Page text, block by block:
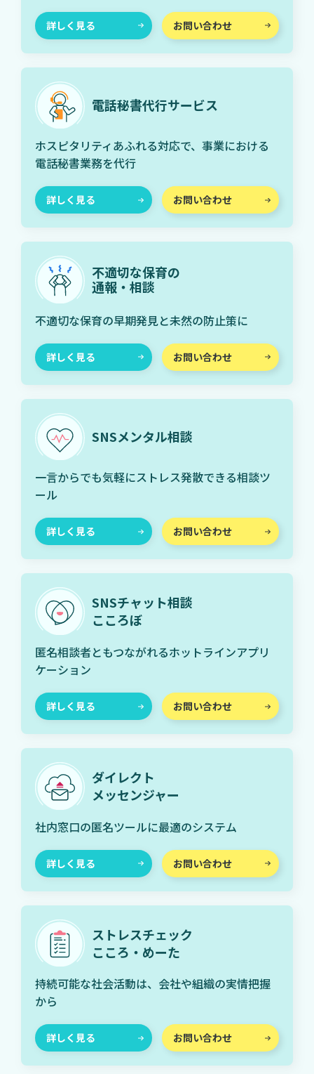
詳しく見る お問い合わせ
電話秘書代行サービス
ホスピタリティあふれる対応で、事業における
電話秘書業務を代行
詳しく見る お問い合わせ
不適切な保育の
通報・相談
不適切な保育の早期発見と未然の防止策に
詳しく見る お問い合わせ
SNSメンタル相談
一言からでも気軽にストレス発散できる相談ツ
ール
詳しく見る お問い合わせ
SNSチャット相談
こころぼ
匿名相談者ともつながれるホットラインアプリ
ケーション
詳しく見る お問い合わせ
ダイレクト
メッセンジャー
社内窓口の匿名ツールに最適のシステム
詳しく見る お問い合わせ
ストレスチェック
こころ・めーた
持続可能な社会活動は、会社や組織の実情把握
から
詳しく見る お問い合わせ